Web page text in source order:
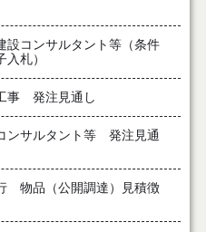
コンサルタント等（条件
札）
事 発注見通し
ンサルタント等 発注見通
物品（公開調達）見積徴